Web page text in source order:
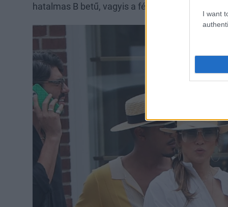
I want
hatalmas B betű, vagyis a férje nevének